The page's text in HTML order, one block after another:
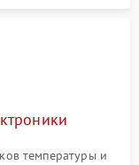
температуры и